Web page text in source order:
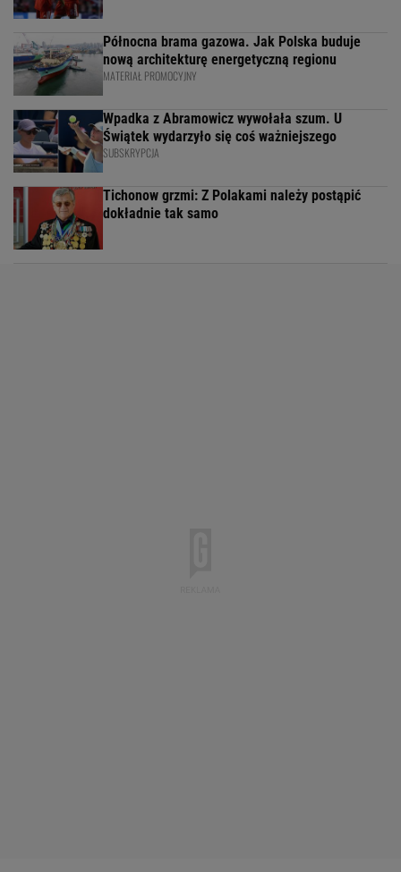
Północna brama gazowa. Jak Polska buduje
nową architekturę energetyczną regionu
MATERIAŁ PROMOCYJNY
Wpadka z Abramowicz wywołała szum. U
Świątek wydarzyło się coś ważniejszego
SUBSKRYPCJA
Tichonow grzmi: Z Polakami należy postąpić
dokładnie tak samo